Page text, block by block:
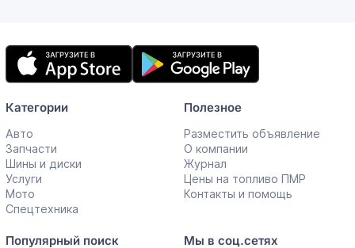
Мобильное
приложение
Категории
Авто
Запчасти
Шины и диски
Услуги
Мото
Спецтехника
Полезное
Разместить объявление
О компании
Журнал
Цены на топливо ПМР
Контакты и помощь
Популярный поиск Мы в соц.сетях